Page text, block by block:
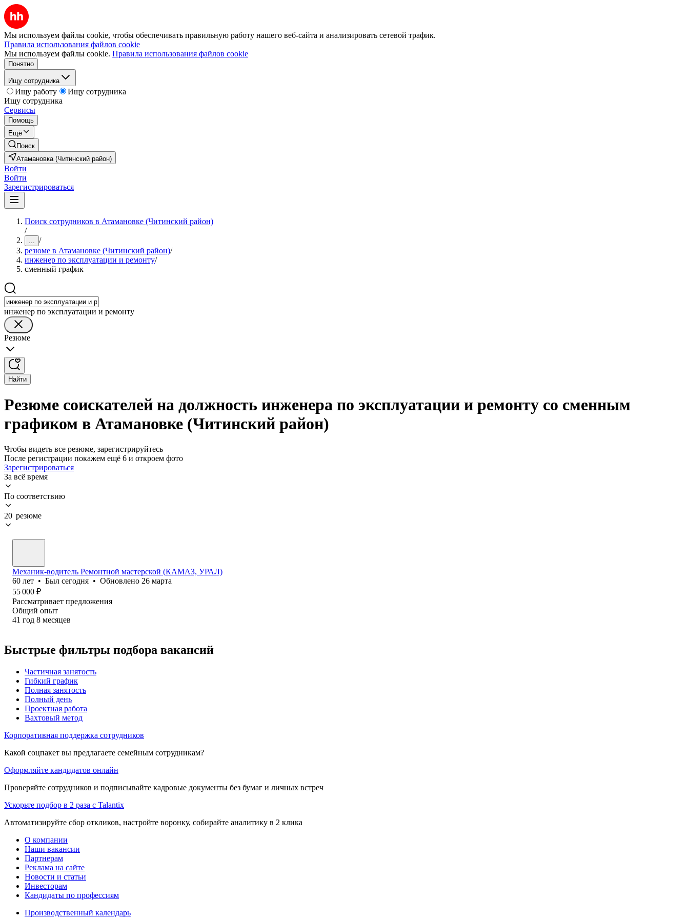
Мы используем файлы cookie, чтобы обеспечивать правильную работу нашего веб-сайта и анализировать сетевой трафик.
Правила использования файлов cookie
Мы используем файлы cookie. Правила использования файлов cookie
Понятно
Ищу сотрудника
Ищу работу
Ищу сотрудника
Ищу сотрудника
Сервисы
Помощь
Ещё
Поиск
Атамановка (Читинский район)
Войти
Войти
Зарегистрироваться
Поиск сотрудников в Атамановке (Читинский район)
/
... /
резюме в Атамановке (Читинский район)/
инженер по эксплуатации и ремонту/
сменный график
инженер по эксплуатации и ремонту
Резюме
Найти
Резюме соискателей на должность инженера по эксплуатации и ремонту со сменным
графиком в Атамановке (Читинский район)
Чтобы видеть все резюме, зарегистрируйтесь
После регистрации покажем ещё 6 и откроем фото
Зарегистрироваться
За всё время
По соответствию
20 резюме
Механик-водитель Ремонтной мастерской (КАМАЗ, УРАЛ)
60 лет • Был сегодня • Обновлено 26 марта
55 000 ₽
Рассматривает предложения
Общий опыт
41 год 8 месяцев
Быстрые фильтры подбора вакансий
Частичная занятость
Гибкий график
Полная занятость
Полный день
Проектная работа
Вахтовый метод
Корпоративная поддержка сотрудников
Какой соцпакет вы предлагаете семейным сотрудникам?
Оформляйте кандидатов онлайн
Проверяйте сотрудников и подписывайте кадровые документы без бумаг и личных встреч
Ускорьте подбор в 2 раза с Talantix
Автоматизируйте сбор откликов, настройте воронку, собирайте аналитику в 2 клика
О компании
Наши вакансии
Партнерам
Реклама на сайте
Новости и статьи
Инвесторам
Кандидаты по профессиям
Производственный календарь